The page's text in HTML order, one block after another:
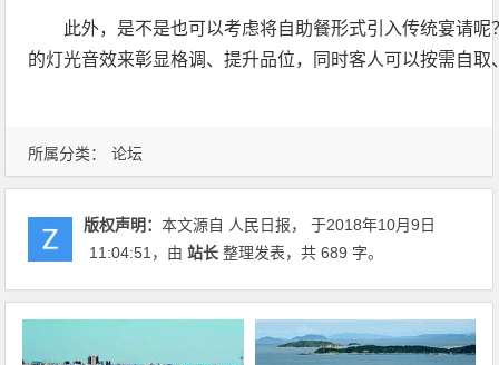
所属分类： 论坛
此外，是不是也可以考虑将自助餐形式引入传统宴请
的灯光音效来彰显格调、提升品位，同时客人可以按需自
版权声明：本文源自 人民日报， 于2018年10月9日
11:04:51 ，由站长 整理发表，共 689 字。